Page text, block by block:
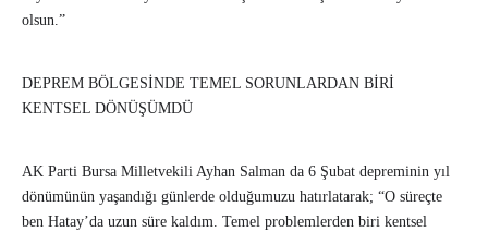
olsun.”
DEPREM BÖLGESİNDE TEMEL SORUNLARDAN BİRİ
KENTSEL DÖNÜŞÜMDÜ
AK Parti Bursa Milletvekili Ayhan Salman da 6 Şubat depreminin yıl
dönümünün yaşandığı günlerde olduğumuzu hatırlatarak; “O süreçte
ben Hatay’da uzun süre kaldım. Temel problemlerden biri kentsel